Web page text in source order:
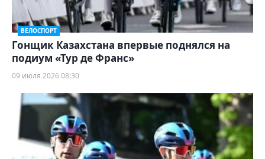
ВЕЛОСПОРТ
Гонщик Казахстана впервые поднялся на
подиум «Тур де Франс»
09 июля 2026 08:30